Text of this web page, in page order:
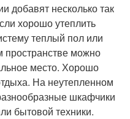
добавят несколько так
хорошо утеплить
теплый пол или
пространстве можно
место. Хорошо
На неутепленном
шкафчики
бытовой техники.